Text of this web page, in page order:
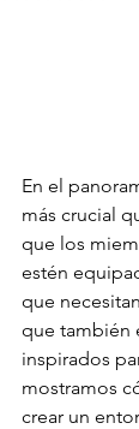
En el
más crucial
que los
estén
que
que también
inspirados
mostramos
crear un